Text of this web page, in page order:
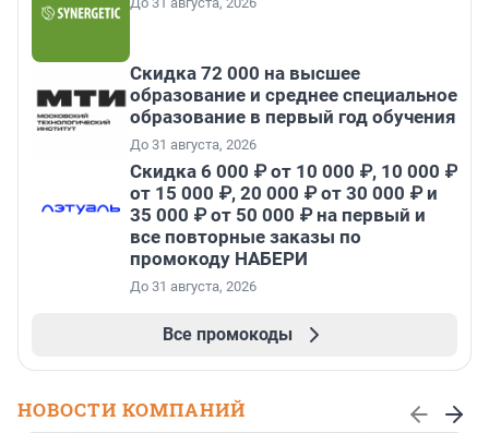
Скидка 72 000 на высшее
образование и среднее специальное
образование в первый год обучения
До 31 августа, 2026
Скидка 6 000 ₽ от 10 000 ₽, 10 000 ₽
от 15 000 ₽, 20 000 ₽ от 30 000 ₽ и
35 000 ₽ от 50 000 ₽ на первый и
все повторные заказы по
промокоду НАБЕРИ
До 31 августа, 2026
Все промокоды
НОВОСТИ КОМПАНИЙ